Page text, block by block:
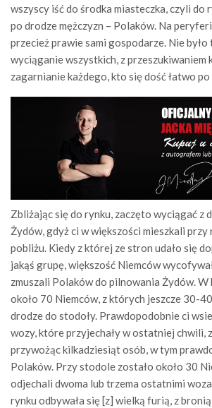
wszyscy iść do środka miasteczka, czyli do
po drodze mężczyzn – Polaków. Na
przecież prawie sami gospodarze. Nie
wyciąganie wszystkich, z przeszukiwaniem
zagarnianie każdego, kto się dość łatwo
Zbliżając się do rynku, zaczęto wyciągać z
Żydów, gdyż ci w większości mieszkali przy
pobliżu. Kiedy z której ze stron udało się
jakąś grupę, większość Niemców
zmuszali Polaków do pilnowania Żydów. W
około 70 Niemców, z których jeszcze 30-
drodze do stodoły. Prawdopodobnie ci
wozy, które przyjechały w ostatniej chwili,
przywożąc kilkadziesiąt osób, w tym
Polaków. Przy stodole zostało około 30
odjechali dwoma lub trzema ostatnimi
rynku odbywała się [z] wielką furią, z